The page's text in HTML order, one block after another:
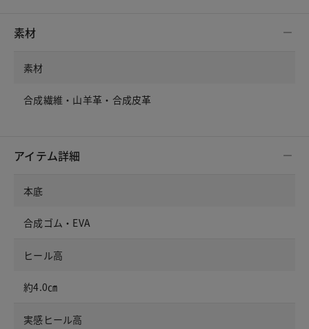
素材
素材
合成繊維・山羊革・合成皮革
アイテム詳細
本底
合成ゴム・EVA
ヒール高
約4.0㎝
実感ヒール高